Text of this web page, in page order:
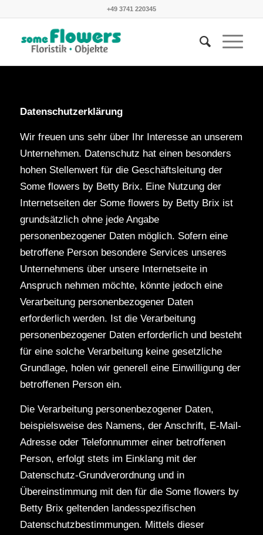
+49 3741 220345
Datenschutzerklärung
Wir freuen uns sehr über Ihr Interesse an unserem
Unternehmen. Datenschutz hat einen besonders
hohen Stellenwert für die Geschäftsleitung der
Some flowers by Betty Brix. Eine Nutzung der
Internetseiten der Some flowers by Betty Brix ist
grundsätzlich ohne jede Angabe
personenbezogener Daten möglich. Sofern eine
betroffene Person besondere Services unseres
Unternehmens über unsere Internetseite in
Anspruch nehmen möchte, könnte jedoch eine
Verarbeitung personenbezogener Daten
erforderlich werden. Ist die Verarbeitung
personenbezogener Daten erforderlich und besteht
für eine solche Verarbeitung keine gesetzliche
Grundlage, holen wir generell eine Einwilligung der
betroffenen Person ein.
Die Verarbeitung personenbezogener Daten,
beispielsweise des Namens, der Anschrift, E-Mail-
Adresse oder Telefonnummer einer betroffenen
Person, erfolgt stets im Einklang mit der
Datenschutz-Grundverordnung und in
Übereinstimmung mit den für die Some flowers by
Betty Brix geltenden landesspezifischen
Datenschutzbestimmungen. Mittels dieser